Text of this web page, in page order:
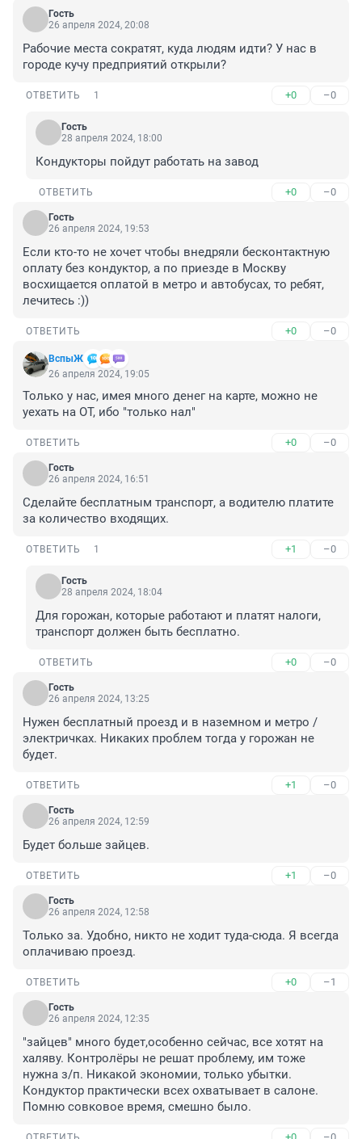
Гость
26 апреля 2024, 20:08
Рабочие места сократят, куда людям идти? У нас в
городе кучу предприятий открыли?
ОТВЕТИТЬ 1 +0 –0
Гость
28 апреля 2024, 18:00
Кондукторы пойдут работать на завод
ОТВЕТИТЬ +0 –0
Гость
26 апреля 2024, 19:53
Если кто-то не хочет чтобы внедряли бесконтактную
оплату без кондуктор, а по приезде в Москву
восхищается оплатой в метро и автобусах, то ребят,
лечитесь :))
ОТВЕТИТЬ +0 –0
ВспыЖ
26 апреля 2024, 19:05
Только у нас, имея много денег на карте, можно не
уехать на ОТ, ибо "только нал"
ОТВЕТИТЬ +0 –0
Гость
26 апреля 2024, 16:51
Сделайте бесплатным транспорт, а водителю платите
за количество входящих.
ОТВЕТИТЬ 1 +1 –0
Гость
28 апреля 2024, 18:04
Для горожан, которые работают и платят налоги,
транспорт должен быть бесплатно.
ОТВЕТИТЬ +0 –0
Гость
26 апреля 2024, 13:25
Нужен бесплатный проезд и в наземном и метро /
электричках. Никаких проблем тогда у горожан не
будет.
ОТВЕТИТЬ +1 –0
Гость
26 апреля 2024, 12:59
Будет больше зайцев.
ОТВЕТИТЬ +1 –0
Гость
26 апреля 2024, 12:58
Только за. Удобно, никто не ходит туда-сюда. Я всегда
оплачиваю проезд.
ОТВЕТИТЬ +0 –1
Гость
26 апреля 2024, 12:35
"зайцев" много будет,особенно сейчас, все хотят на
халяву. Контролёры не решат проблему, им тоже
нужна з/п. Никакой экономии, только убытки.
Кондуктор практически всех охватывает в салоне.
Помню совковое время, смешно было.